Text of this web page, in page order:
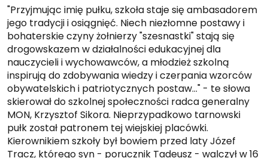
"Przyjmując imię pułku, szkoła staje się ambasadorem
jego tradycji i osiągnięć. Niech niezłomne postawy i
bohaterskie czyny żołnierzy "szesnastki" stają się
drogowskazem w działalności edukacyjnej dla
nauczycieli i wychowawców, a młodzież szkolną
inspirują do zdobywania wiedzy i czerpania wzorców
obywatelskich i patriotycznych postaw..." - te słowa
skierował do szkolnej społeczności radca generalny
MON, Krzysztof Sikora. Nieprzypadkowo tarnowski
pułk został patronem tej wiejskiej placówki.
Kierownikiem szkoły był bowiem przed laty Józef
Tracz, którego syn - porucznik Tadeusz - walczył w 16